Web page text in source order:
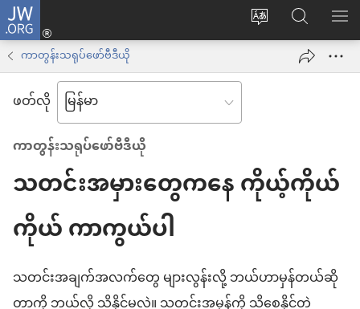
JW.ORG
ဝ
ကို
ပြောင်း
Log
in
အသစ်
ဖွ
နေ
ပါ
JW.ORG
ရှာ
ကာတွန်းသရုပ်ဖော်ဗီဒီယို
ဖတ်လို
ကာတွန်းသရုပ်ဖော်ဗီဒီယို
သတင်းအမှားတွေကနေ ကိုယ့်ကိုယ်
ကိုယ် ကာကွယ်ပါ
သတင်းအချက်အလက်တွေ များလွန်းလို့ ဘယ်ဟာမှန်တယ်ဆို